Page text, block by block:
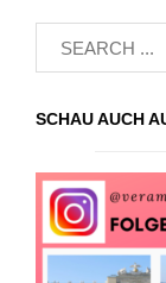
SCHAU AUCH